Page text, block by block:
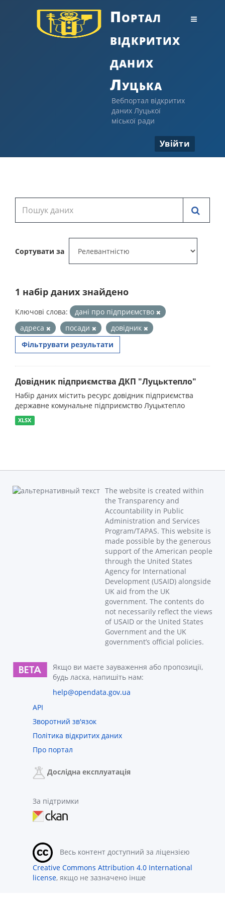
Портал
відкритих
даних
Луцька
Вебпортал відкритих
даних Луцької
міської ради
Увійти
Сортувати за
1 набір даних знайдено
Ключові слова:
дані про підприємство
адреса
посади
довідник
Фільтрувати результати
Довідник підприємства ДКП "Луцьктепло"
Набір даних містить ресурс довідник підприємства
державне комунальне підприємство Луцьктепло
XLSX
The website is created within
the Transparency and
Accountability in Public
Administration and Services
Program/TAPAS. This website is
made possible by the generous
support of the American people
through the United States
Agency for International
Development (USAID) alongside
UK aid from the UK
government. The contents do
not necessarily reflect the views
of USAID or the United States
Government and the UK
government’s official policies.
Якщо ви маєте зауваження або пропозиції,
будь ласка, напишіть нам:
help@opendata.gov.ua
API
Зворотний зв'язок
Політика відкритих даних
Про портал
Дослідна експлуатація
За підтримки
Весь контент доступний за ліцензією
Creative Commons Attribution 4.0 International
license, якщо не зазначено інше